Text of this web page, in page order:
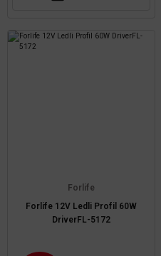
Forlife
Forlife 12V Ledli Profil 60W
DriverFL-5172